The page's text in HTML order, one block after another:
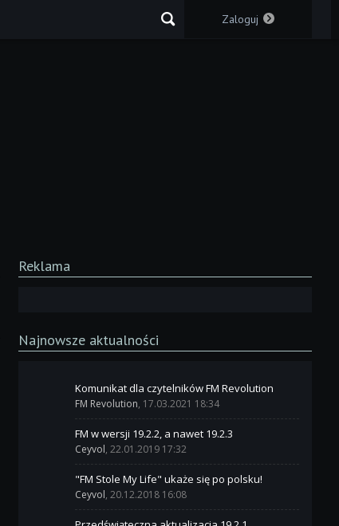
Zaloguj
Reklama
Najnowsze aktualności
Komunikat dla czytelników FM Revolution
FM Revolution, 17.03.2021 18:34
FM w wersji 19.2.2, a nawet 19.2.3
Ceyvol, 22.01.2019 17:32
"FM Stole My Life" ukaże się po polsku!
Ceyvol, 20.12.2018 16:08